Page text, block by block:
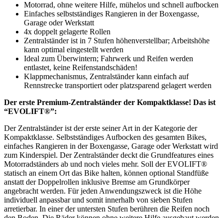
Motorrad, ohne weitere Hilfe, mühelos und schnell aufbocken
Einfaches selbstständiges Rangieren in der Boxengasse,
Garage oder Werkstatt
4x doppelt gelagerte Rollen
Zentralständer ist in 7 Stufen höhenverstellbar; Arbeitshöhe
kann optimal eingestellt werden
Ideal zum Überwintern; Fahrwerk und Reifen werden
entlastet, keine Reifenstandschäden!
Klappmechanismus, Zentralständer kann einfach auf
Rennstrecke transportiert oder platzsparend gelagert werden
Der erste Premium-Zentralständer der Kompaktklasse! Das ist
“EVOLIFT®”:
Der Zentralständer ist der erste seiner Art in der Kategorie der
Kompaktklasse. Selbstständiges Aufbocken des gesamten Bikes,
einfaches Rangieren in der Boxengasse, Garage oder Werkstatt wird
zum Kinderspiel. Der Zentralständer deckt die Grundfeatures eines
Motorradständers ab und noch vieles mehr. Soll der EVOLIFT®
statisch an einem Ort das Bike halten, können optional Standfüße
anstatt der Doppelrollen inklusive Bremse am Grundkörper
angebracht werden. Für jeden Anwendungszweck ist die Höhe
individuell anpassbar und somit innerhalb von sieben Stufen
arretierbar. In einer der untersten Stufen berühren die Reifen noch